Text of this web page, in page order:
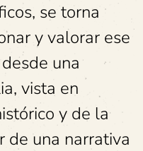
se torna
y valorar ese
una
vista en
y de la
de una narrativa